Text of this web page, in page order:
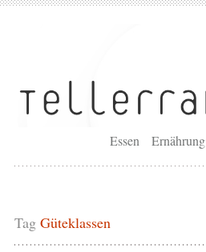
Essen Ernährung
Tag Güteklassen